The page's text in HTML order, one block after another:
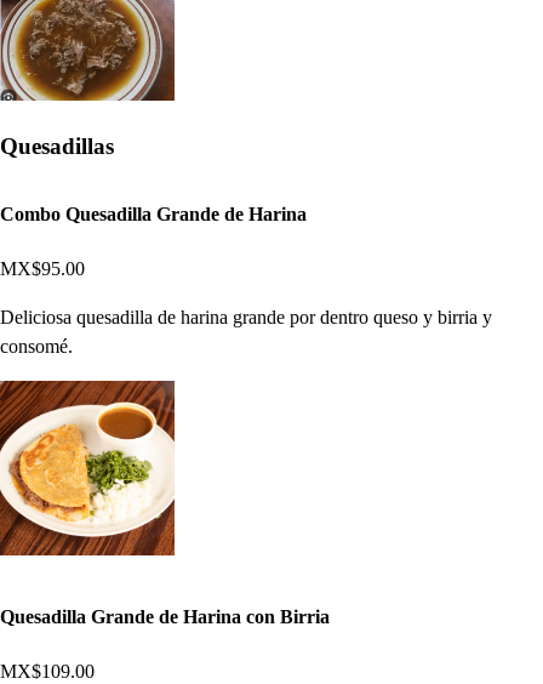
Quesadillas
Combo Quesadilla Grande de Harina
MX$95.00
Deliciosa quesadilla de harina grande por dentro queso y birria y
consomé.
Quesadilla Grande de Harina con Birria
MX$109.00